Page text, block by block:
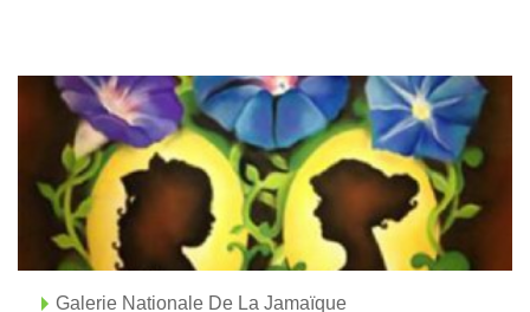
Galerie Nationale De La Jamaïque